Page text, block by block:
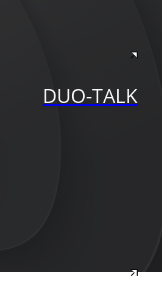
DUO-TALK